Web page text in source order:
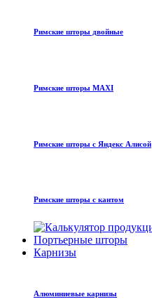
Римские шторы двойные
Римские шторы MAXI
Римские шторы с Яндекс Алисой
Римские шторы с кантом
Портьерные шторы
Карнизы
Алюминиевые карнизы